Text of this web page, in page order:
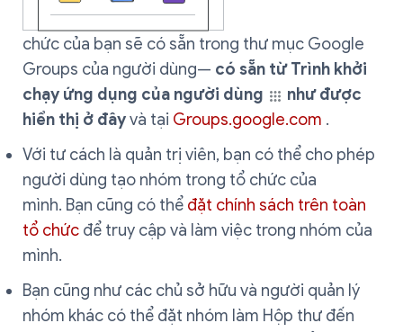
chức của bạn sẽ có sẵn trong thư mục Google
Groups của người dùng— có sẵn từ Trình khởi
chạy ứng dụng của người dùng
như được
hiển thị ở đâyvà tại Groups.google.com .
Với tư cách là quản trị viên, bạn có thể cho phép
người dùng tạo nhóm trong tổ chức của
mình. Bạn cũng có thể đặt chính sách trên toàn
tổ chức để truy cập và làm việc trong nhóm của
mình.
Bạn cũng như các chủ sở hữu và người quản lý
nhóm khác có thể đặt nhóm làm Hộp thư đến